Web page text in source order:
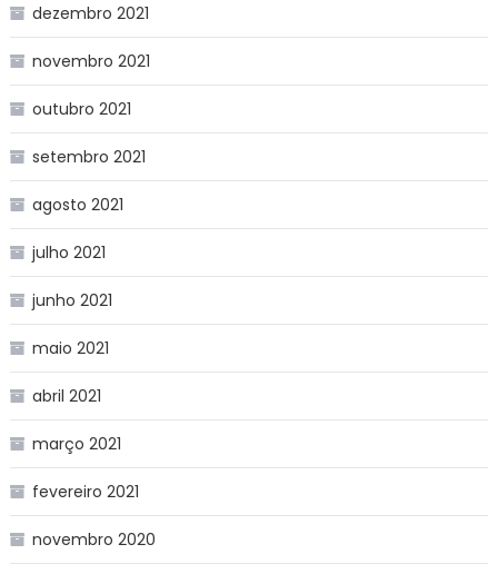
dezembro 2021
novembro 2021
outubro 2021
setembro 2021
agosto 2021
julho 2021
junho 2021
maio 2021
abril 2021
março 2021
fevereiro 2021
novembro 2020